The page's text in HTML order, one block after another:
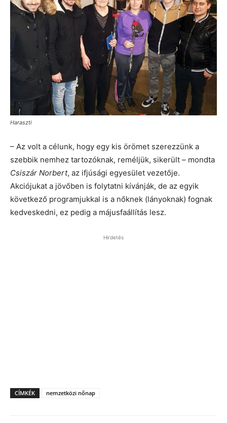
Haraszti
– Az volt a célunk, hogy egy kis örömet szerezzünk a
szebbik nemhez tartozóknak, reméljük, sikerült – mondta
Csiszár Norbert, az ifjúsági egyesület vezetője.
Akciójukat a jövőben is folytatni kívánják, de az egyik
következő programjukkal is a nőknek (lányoknak) fognak
kedveskedni, ez pedig a májusfaállítás lesz.
Hirdetés
CÍMKÉK nemzetközi nőnap